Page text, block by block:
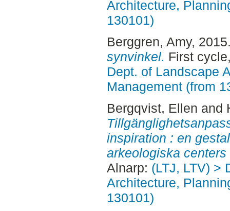
Architecture,
130101)
Berggren, Amy,
synvinkel. First
Dept. of Landscape
Management (from
Bergqvist, Ellen and
inspiration : en
arkeologiska
Alnarp: (LTJ, LTV) >
Architecture,
130101)